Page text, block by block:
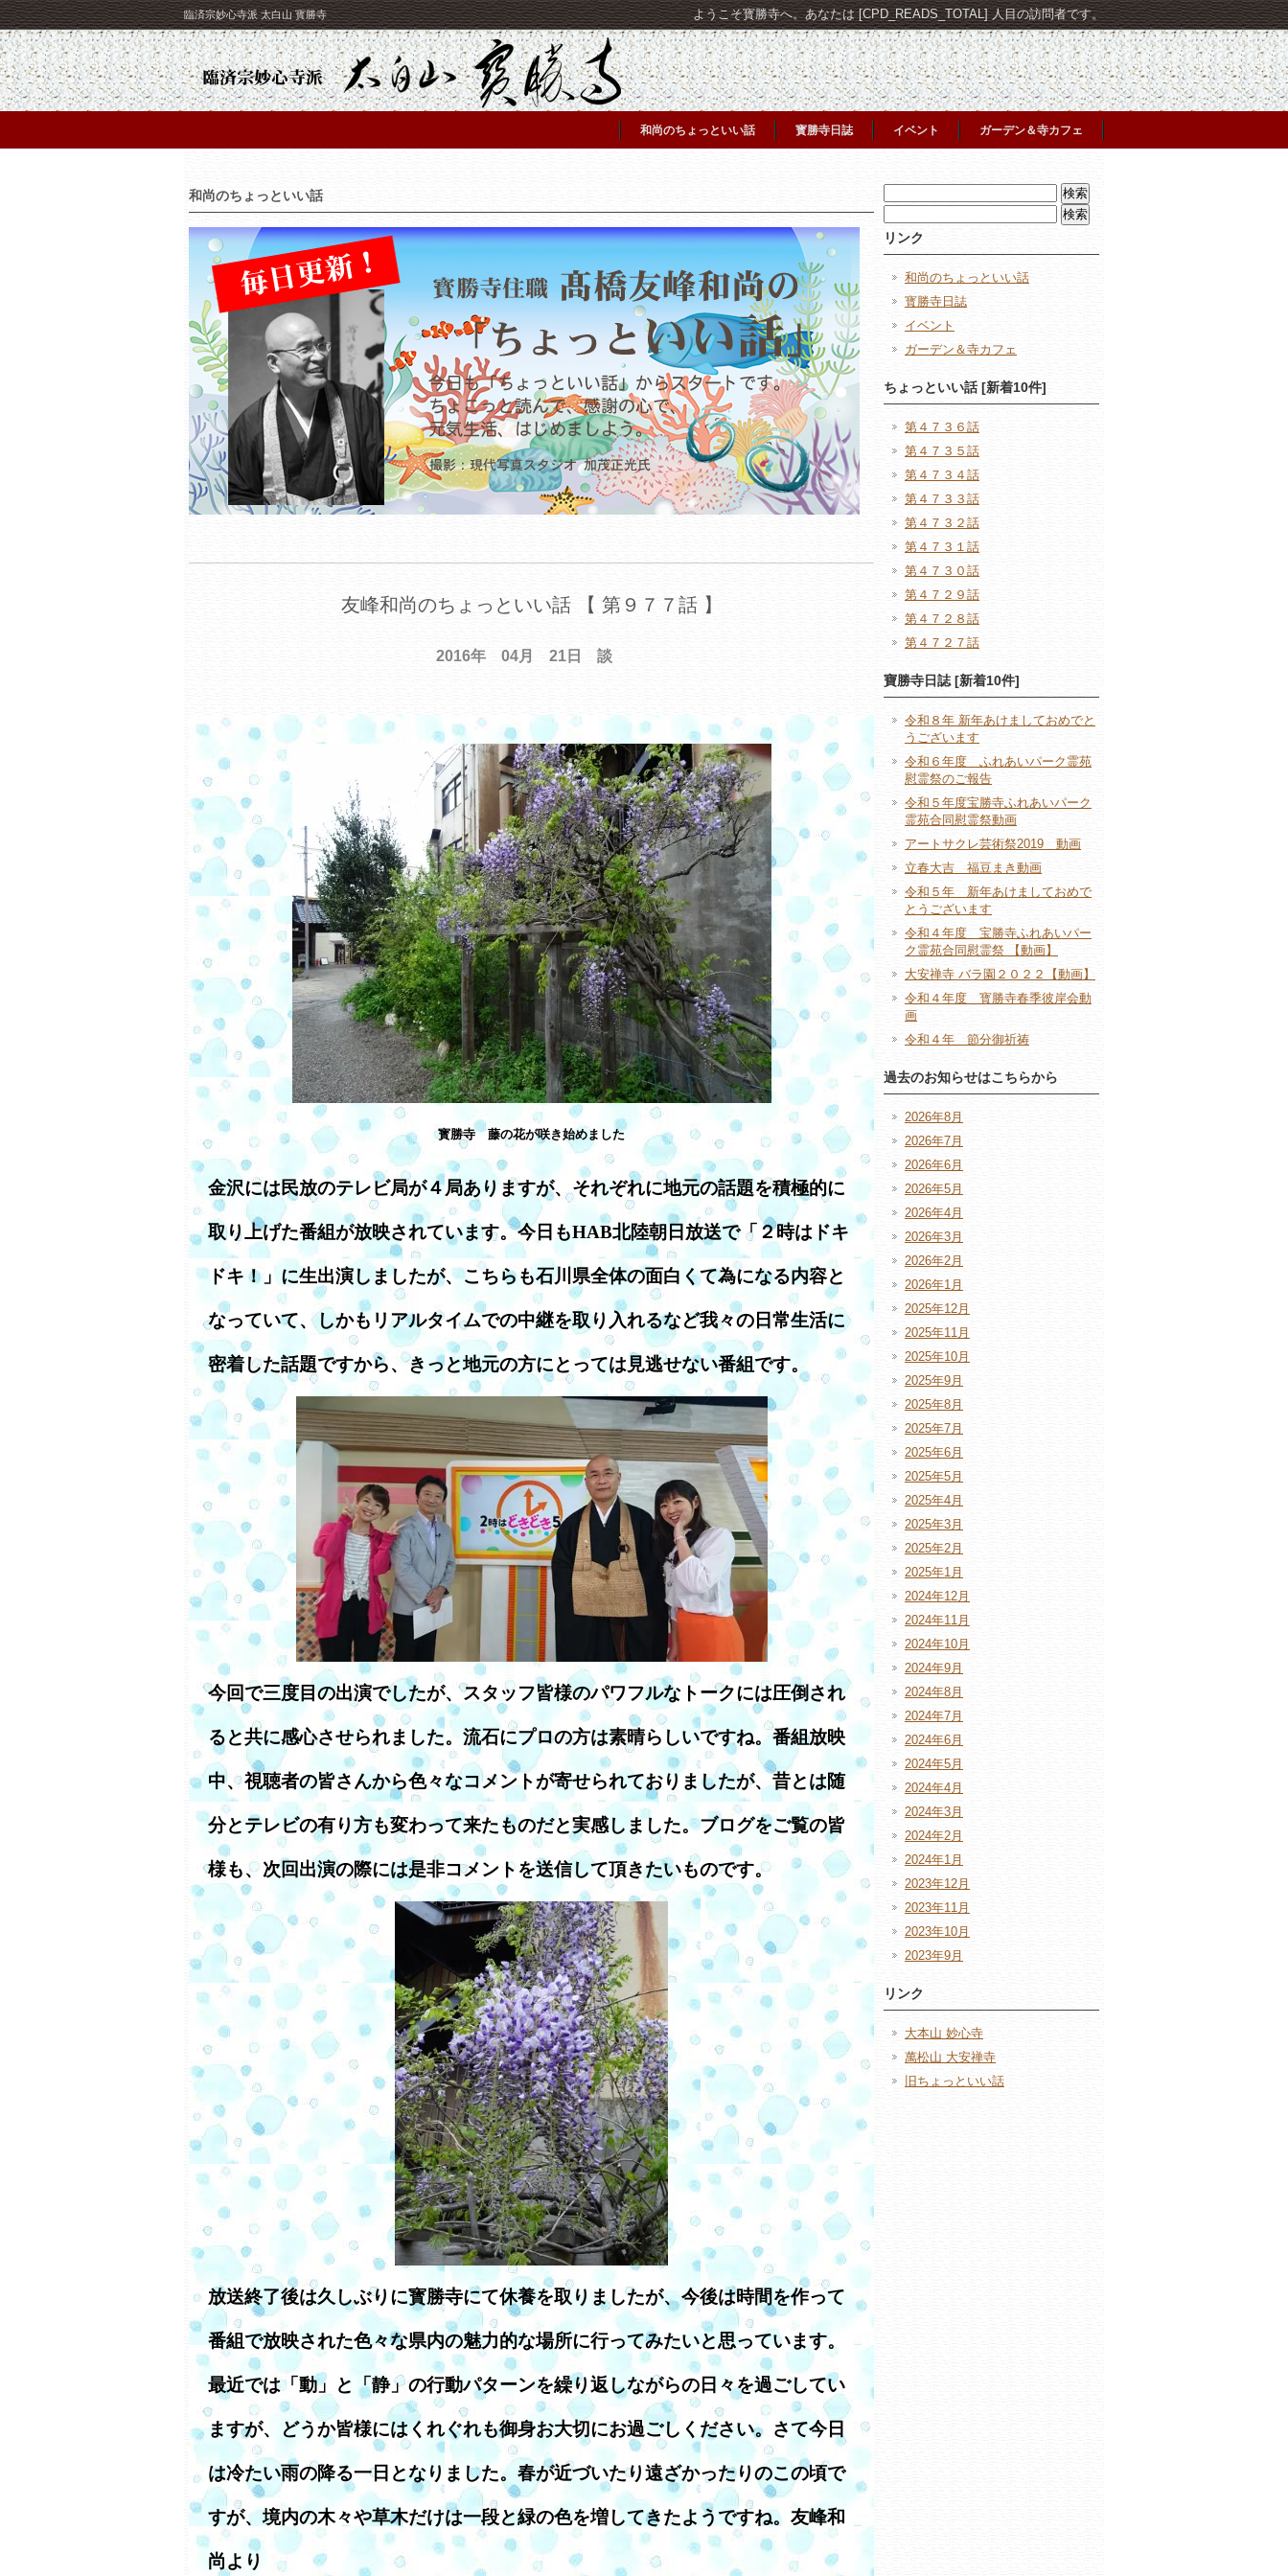
臨済宗妙心寺派 太白山 寳勝寺 ようこそ寳勝寺へ。あなたは [CPD_READS_TOTAL] 人目の訪問者です。
和尚のちょっといい話 寳勝寺日誌 イベント ガーデン＆寺カフェ
和尚のちょっといい話
友峰和尚のちょっといい話 【 第９７７話 】
2016年 04月 21日 談
寳勝寺 藤の花が咲き始めました
金沢には民放のテレビ局が４局ありますが、それぞれに地元の話題を積極的に
取り上げた番組が放映されています。今日もHAB北陸朝日放送で「２時はドキ
ドキ！」に生出演しましたが、こちらも石川県全体の面白くて為になる内容と
なっていて、しかもリアルタイムでの中継を取り入れるなど我々の日常生活に
密着した話題ですから、きっと地元の方にとっては見逃せない番組です。
今回で三度目の出演でしたが、スタッフ皆様のパワフルなトークには圧倒され
ると共に感心させられました。流石にプロの方は素晴らしいですね。番組放映
中、視聴者の皆さんから色々なコメントが寄せられておりましたが、昔とは随
分とテレビの有り方も変わって来たものだと実感しました。ブログをご覧の皆
様も、次回出演の際には是非コメントを送信して頂きたいものです。
放送終了後は久しぶりに寳勝寺にて休養を取りましたが、今後は時間を作って
番組で放映された色々な県内の魅力的な場所に行ってみたいと思っています。
最近では「動」と「静」の行動パターンを繰り返しながらの日々を過ごしてい
ますが、どうか皆様にはくれぐれも御身お大切にお過ごしください。さて今日
は冷たい雨の降る一日となりました。春が近づいたり遠ざかったりのこの頃で
すが、境内の木々や草木だけは一段と緑の色を増してきたようですね。友峰和
尚より
索:
索:
リンク
和尚のちょっといい話
寳勝寺日誌
イベント
ガーデン＆寺カフェ
ちょっといい話 [新着10件]
第４７３６話
第４７３５話
第４７３４話
第４７３３話
第４７３２話
第４７３１話
第４７３０話
第４７２９話
第４７２８話
第４７２７話
寶勝寺日誌 [新着10件]
令和８年 新年あけましておめでと
うございます
令和６年度 ふれあいパーク霊苑
慰霊祭のご報告
令和５年度宝勝寺ふれあいパーク
霊苑合同慰霊祭動画
アートサクレ芸術祭2019 動画
立春大吉 福豆まき動画
令和５年 新年あけましておめで
とうございます
令和４年度 宝勝寺ふれあいパー
ク霊苑合同慰霊祭 【動画】
大安禅寺 バラ園２０２２【動画】
令和４年度 寳勝寺春季彼岸会動
画
令和４年 節分御祈祷
過去のお知らせはこちらから
2026年8月
2026年7月
2026年6月
2026年5月
2026年4月
2026年3月
2026年2月
2026年1月
2025年12月
2025年11月
2025年10月
2025年9月
2025年8月
2025年7月
2025年6月
2025年5月
2025年4月
2025年3月
2025年2月
2025年1月
2024年12月
2024年11月
2024年10月
2024年9月
2024年8月
2024年7月
2024年6月
2024年5月
2024年4月
2024年3月
2024年2月
2024年1月
2023年12月
2023年11月
2023年10月
2023年9月
リンク
大本山 妙心寺
萬松山 大安禅寺
旧ちょっといい話